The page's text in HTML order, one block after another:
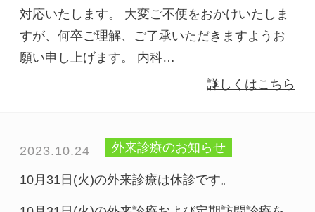
対応いたします。 大変ご不便をおかけいたしま
すが、何卒ご理解、ご了承いただきますようお
願い申し上げます。 内科…
詳しくはこちら
2023.10.24 外来診療のお知らせ
10月31日(火)の外来診療は休診です。